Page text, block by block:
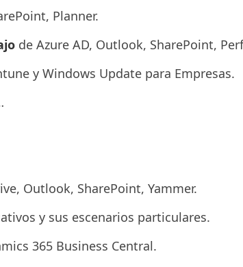
Planner.
de Azure AD, Outlook, SharePoint,
y Windows Update para Empresas.
Outlook, SharePoint, Yammer.
y sus escenarios particulares.
365 Business Central.